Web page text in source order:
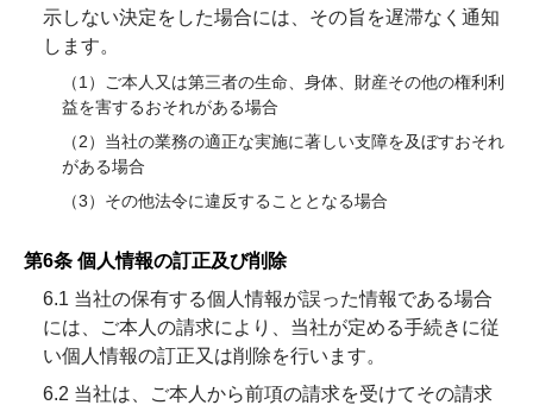
示しない決定をした場合には、その旨を遅滞なく通知
します。
（1）ご本人又は第三者の生命、身体、財産その他の権利利
益を害するおそれがある場合
（2）当社の業務の適正な実施に著しい支障を及ぼすおそれ
がある場合
（3）その他法令に違反することとなる場合
第6条 個人情報の訂正及び削除
6.1 当社の保有する個人情報が誤った情報である場合
には、ご本人の請求により、当社が定める手続きに従
い個人情報の訂正又は削除を行います。
6.2 当社は、ご本人から前項の請求を受けてその請求